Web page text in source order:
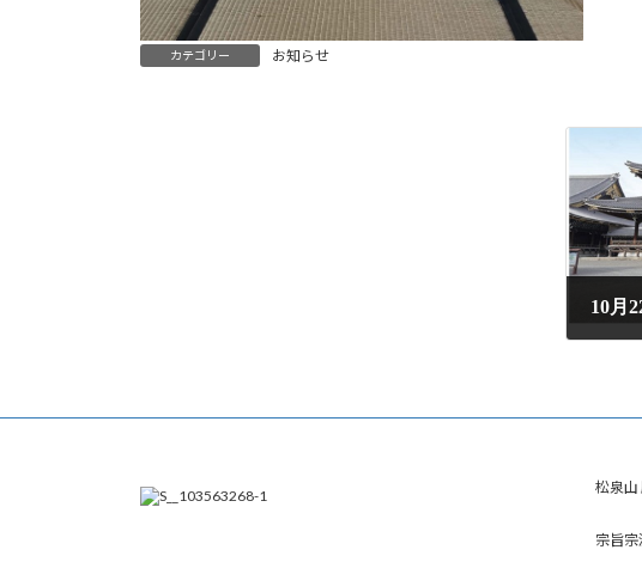
カテゴリー お知らせ
松泉山
宗旨